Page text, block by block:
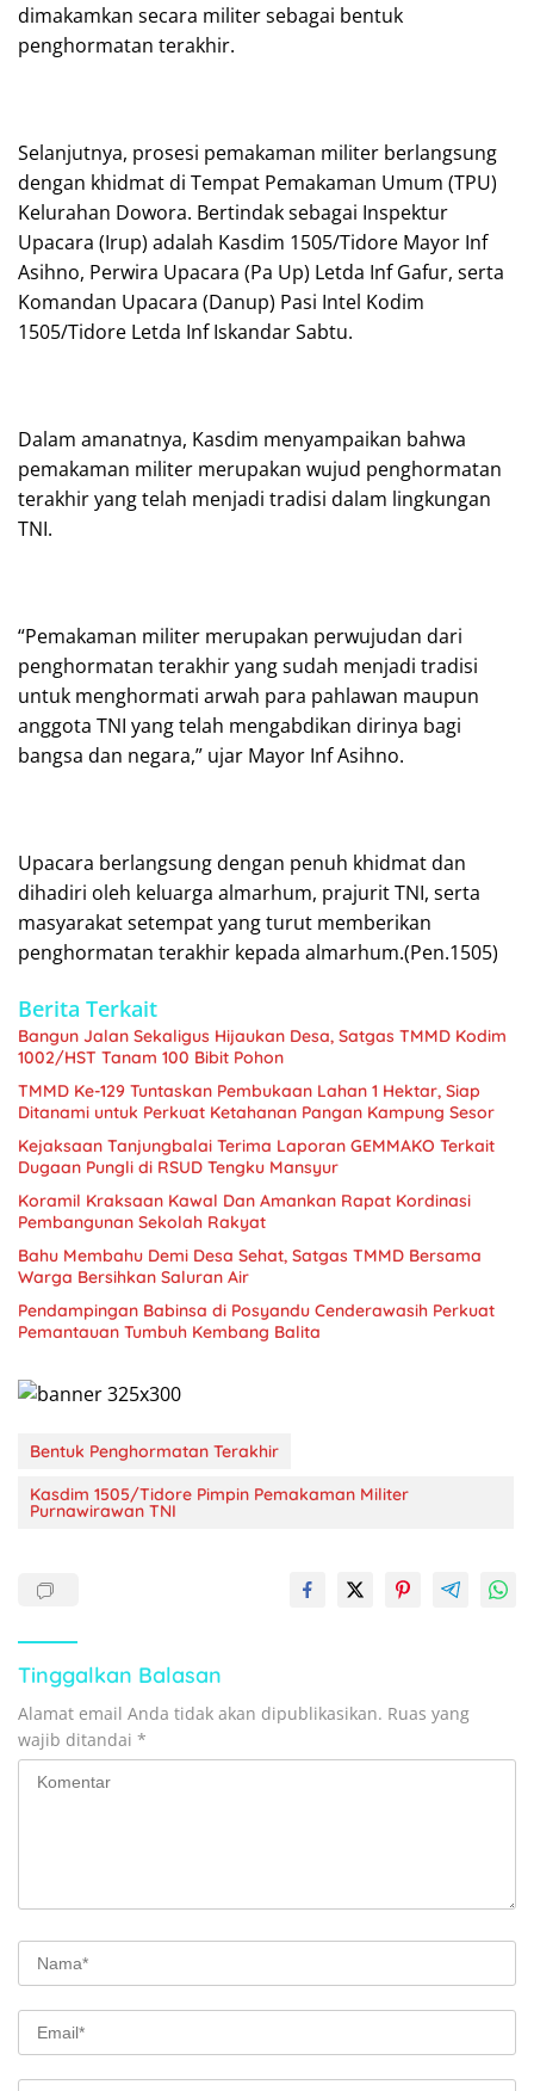
dimakamkan secara militer sebagai bentuk
penghormatan terakhir.
Selanjutnya, prosesi pemakaman militer berlangsung
dengan khidmat di Tempat Pemakaman Umum (TPU)
Kelurahan Dowora. Bertindak sebagai Inspektur
Upacara (Irup) adalah Kasdim 1505/Tidore Mayor Inf
Asihno, Perwira Upacara (Pa Up) Letda Inf Gafur, serta
Komandan Upacara (Danup) Pasi Intel Kodim
1505/Tidore Letda Inf Iskandar Sabtu.
Dalam amanatnya, Kasdim menyampaikan bahwa
pemakaman militer merupakan wujud penghormatan
terakhir yang telah menjadi tradisi dalam lingkungan
TNI.
“Pemakaman militer merupakan perwujudan dari
penghormatan terakhir yang sudah menjadi tradisi
untuk menghormati arwah para pahlawan maupun
anggota TNI yang telah mengabdikan dirinya bagi
bangsa dan negara,” ujar Mayor Inf Asihno.
Upacara berlangsung dengan penuh khidmat dan
dihadiri oleh keluarga almarhum, prajurit TNI, serta
masyarakat setempat yang turut memberikan
penghormatan terakhir kepada almarhum.(Pen.1505)
Berita Terkait
Bangun Jalan Sekaligus Hijaukan Desa, Satgas TMMD Kodim
1002/HST Tanam 100 Bibit Pohon
TMMD Ke-129 Tuntaskan Pembukaan Lahan 1 Hektar, Siap
Ditanami untuk Perkuat Ketahanan Pangan Kampung Sesor
Kejaksaan Tanjungbalai Terima Laporan GEMMAKO Terkait
Dugaan Pungli di RSUD Tengku Mansyur
Koramil Kraksaan Kawal Dan Amankan Rapat Kordinasi
Pembangunan Sekolah Rakyat
Bahu Membahu Demi Desa Sehat, Satgas TMMD Bersama
Warga Bersihkan Saluran Air
Pendampingan Babinsa di Posyandu Cenderawasih Perkuat
Pemantauan Tumbuh Kembang Balita
Bentuk Penghormatan Terakhir
Kasdim 1505/Tidore Pimpin Pemakaman Militer
Purnawirawan TNI
Tinggalkan Balasan
Alamat email Anda tidak akan dipublikasikan. Ruas yang
wajib ditandai *